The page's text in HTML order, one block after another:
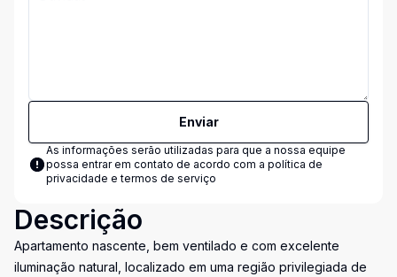
Enviar
As informações serão utilizadas para que a nossa equipe
possa entrar em contato de acordo com a política de
privacidade e termos de serviço
Descrição
Apartamento nascente, bem ventilado e com excelente
iluminação natural, localizado em uma região privilegiada de